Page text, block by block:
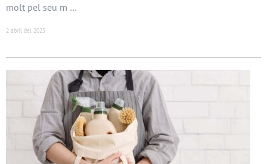
molt pel seu m …
2 abril del 2025